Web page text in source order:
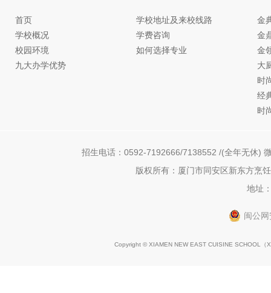
首页
学校概况
校园环境
九大办学优势
学校地址及来校线路
学费咨询
如何选择专业
金
金
金
大
时
经
时
招生电话：0592-7192666/7138552 /(全年无休)
版权所有：厦门市同安区新东方烹
地址
闽公
Copyright © XIAMEN NEW EAST CUISINE SCHOOL（